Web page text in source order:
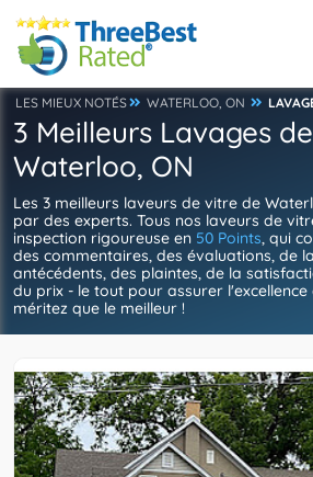
LES MIEUX NOTÉS WATERLOO, ON
3 Meilleurs Lavages
Waterloo, ON
Les 3 meilleurs laveurs de vitre de
par des experts. Tous nos laveurs de
inspection rigoureuse en 50 Points, qui
des commentaires, des évaluations, de
antécédents, des plaintes, de la
du prix - le tout pour assurer l'excellence
méritez que le meilleur !